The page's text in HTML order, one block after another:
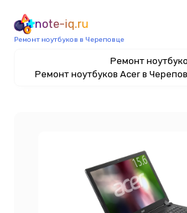
note-iq.ru
Ремонт ноутбуков в Череповце
Ремонт
Ремонт ноутбуков Acer в